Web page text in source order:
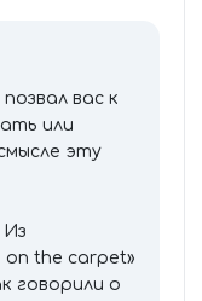
вас к
или
эту
on the carpet»
говорили о